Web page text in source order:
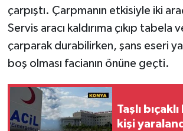
çarpıştı. Çarpmanın etkisiyle iki
Servis aracı kaldırıma çıkıp tabela
çarparak durabilirken, şans eseri
boş olması facianın önüne geçti.
Taşlı
kişi